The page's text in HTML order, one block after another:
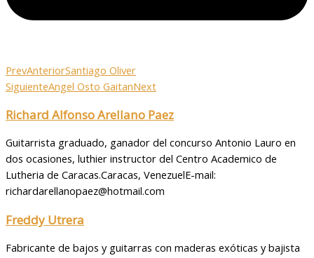
PrevAnteriorSantiago Oliver
SiguienteAngel Osto GaitanNext
Richard Alfonso Arellano Paez
Guitarrista graduado, ganador del concurso Antonio Lauro en
dos ocasiones, luthier instructor del Centro Academico de
Lutheria de Caracas.Caracas, VenezuelE-mail:
richardarellanopaez@hotmail.com
Freddy Utrera
Fabricante de bajos y guitarras con maderas exóticas y bajista